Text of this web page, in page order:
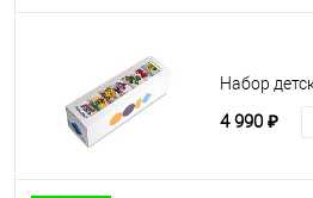
Набор
4 990 ₽